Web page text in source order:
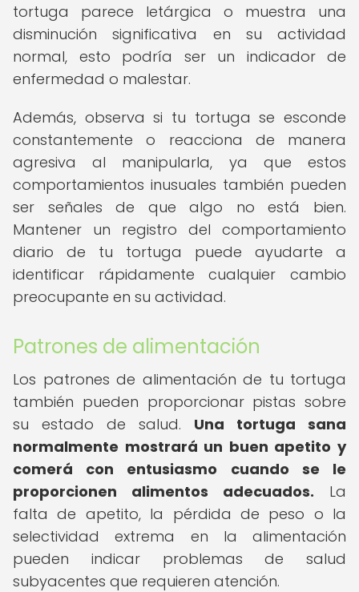
tortuga parece letárgica o muestra una
disminución significativa en su actividad
normal, esto podría ser un indicador de
enfermedad o malestar.
Además, observa si tu tortuga se esconde
constantemente o reacciona de manera
agresiva al manipularla, ya que estos
comportamientos inusuales también pueden
ser señales de que algo no está bien.
Mantener un registro del comportamiento
diario de tu tortuga puede ayudarte a
identificar rápidamente cualquier cambio
preocupante en su actividad.
Patrones de alimentación
Los patrones de alimentación de tu tortuga
también pueden proporcionar pistas sobre
su estado de salud. Una tortuga sana
normalmente mostrará un buen apetito y
comerá con entusiasmo cuando se le
proporcionen alimentos adecuados. La
falta de apetito, la pérdida de peso o la
selectividad extrema en la alimentación
pueden indicar problemas de salud
subyacentes que requieren atención.